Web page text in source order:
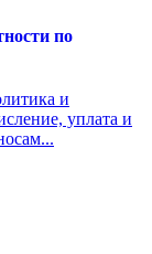
по
и
уплата и